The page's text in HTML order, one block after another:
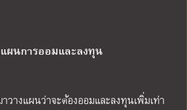
ผนการออมและลงทุน
วางแผนว่าจะต้องออมและลงทุนเพิ่มเท่า